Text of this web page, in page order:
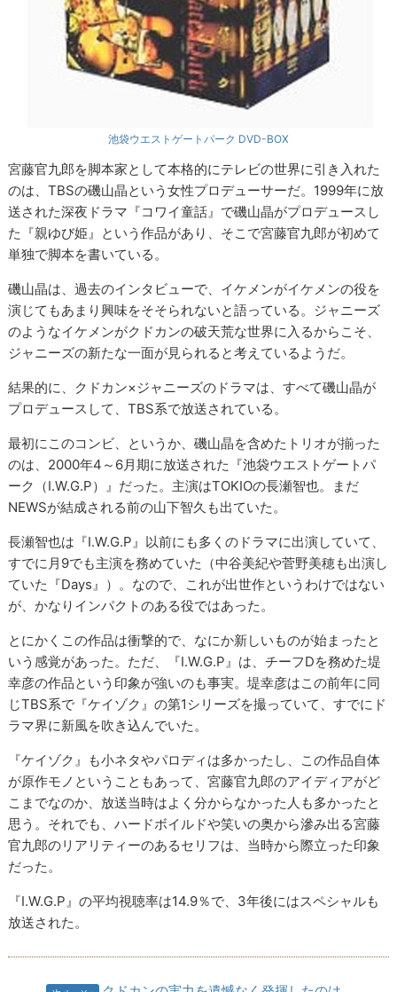
池袋ウエストゲートパーク DVD-BOX
宮藤官九郎を脚本家として本格的にテレビの世界に引き入れた
のは、TBSの磯山晶という女性プロデューサーだ。1999年に放
送された深夜ドラマ『コワイ童話』で磯山晶がプロデュースし
た『親ゆび姫』という作品があり、そこで宮藤官九郎が初めて
単独で脚本を書いている。
磯山晶は、過去のインタビューで、イケメンがイケメンの役を
演じてもあまり興味をそそられないと語っている。ジャニーズ
のようなイケメンがクドカンの破天荒な世界に入るからこそ、
ジャニーズの新たな一面が見られると考えているようだ。
結果的に、クドカン×ジャニーズのドラマは、すべて磯山晶が
プロデュースして、TBS系で放送されている。
最初にこのコンビ、というか、磯山晶を含めたトリオが揃った
のは、2000年4～6月期に放送された『池袋ウエストゲートパ
ーク（I.W.G.P）』だった。主演はTOKIOの長瀬智也。まだ
NEWSが結成される前の山下智久も出ていた。
長瀬智也は『I.W.G.P』以前にも多くのドラマに出演していて、
すでに月9でも主演を務めていた（中谷美紀や菅野美穂も出演し
ていた『Days』）。なので、これが出世作というわけではない
が、かなりインパクトのある役ではあった。
とにかくこの作品は衝撃的で、なにか新しいものが始まったと
いう感覚があった。ただ、『I.W.G.P』は、チーフDを務めた堤
幸彦の作品という印象が強いのも事実。堤幸彦はこの前年に同
じTBS系で『ケイゾク』の第1シリーズを撮っていて、すでにド
ラマ界に新風を吹き込んでいた。
『ケイゾク』も小ネタやパロディは多かったし、この作品自体
が原作モノということもあって、宮藤官九郎のアイディアがど
こまでなのか、放送当時はよく分からなかった人も多かったと
思う。それでも、ハードボイルドや笑いの奥から滲み出る宮藤
官九郎のリアリティーのあるセリフは、当時から際立った印象
だった。
『I.W.G.P』の平均視聴率は14.9％で、3年後にはスペシャルも
放送された。